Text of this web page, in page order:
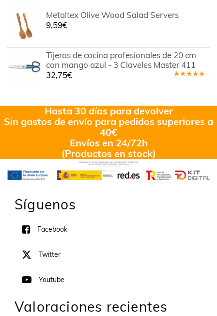
Metaltex Olive Wood Salad Servers
9,59€
Tijeras de cocina profesionales de 20 cm
con mango azul - 3 Claveles Master 411
32,75€
Hasta 30 días para devolver
Sin gastos de envío para pedidos superiores a
40€
Envíos en 24/72h
(Productos en stock)
Síguenos
Facebook
Twitter
Youtube
Valoraciones recientes